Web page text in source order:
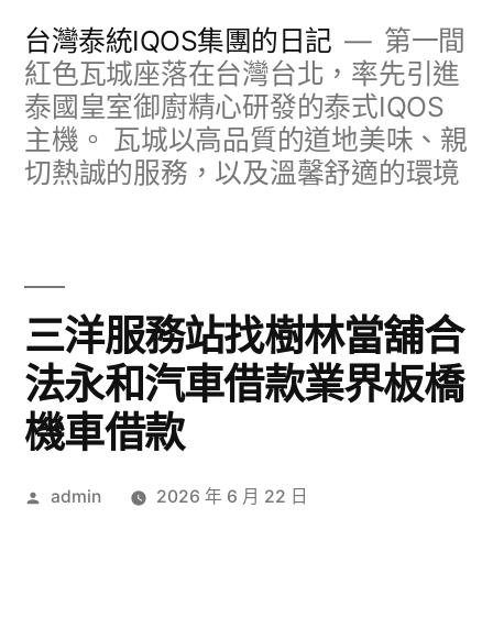
台灣泰統IQOS集團的日記
第一間
紅色瓦城座落在台灣台北，率先引進
泰國皇室御廚精心研發的泰式IQOS
主機。 瓦城以高品質的道地美味、親
切熱誠的服務，以及溫馨舒適的環境
三洋服務站找樹林當舖合
法永和汽車借款業界板橋
機車借款
作
admin 2026 年 6 月 22 日